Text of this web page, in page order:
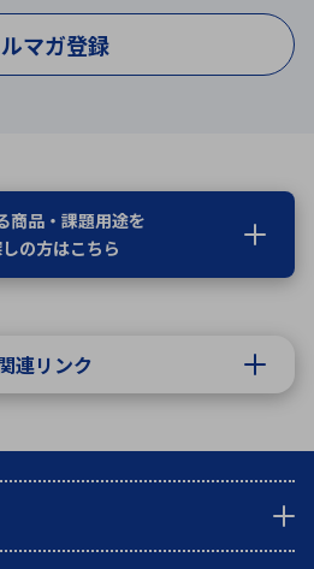
マガ登録
商品・課題用途を
の方はこちら
連リンク